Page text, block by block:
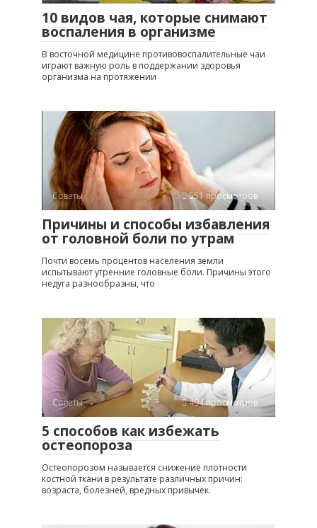
10 видов чая, которые снимают
воспаления в организме
В восточной медицине противовоспалительные чаи
играют важную роль в поддержании здоровья
организма на протяжении
Советы 551 просмотров
Причины и способы избавления
от головной боли по утрам
Почти восемь процентов населения земли
испытывают утренние головные боли. Причины этого
недуга разнообразны, что
Советы 494 просмотров
5 способов как избежать
остеопороза
Остеопорозом называется снижение плотности
костной ткани в результате различных причин:
возраста, болезней, вредных привычек.